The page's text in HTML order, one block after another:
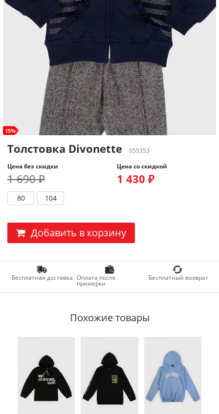
15%
Толстовка Divonette
055353
Цена без скидки
1 690 ₽
Цена со скидкой
1 430 ₽
80 104
Добавить в корзину
Бесплатная доставка Оплата после
примерки
Бесплатный возврат
Похожие товары